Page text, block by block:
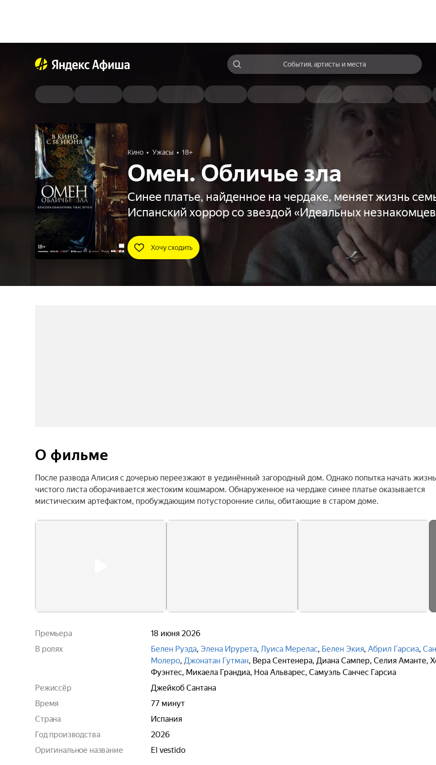
События, артисты и места
Кино Ужасы 18+
Омен. Обличье зла
Синее платье, найденное на чердаке, меняет жизнь
Испанский хоррор со звездой «Идеальных
Хочу сходить
О фильме
После развода Алисия с дочерью переезжают в уединённый загородный дом. Однако попытка начать
чистого листа оборачивается жестоким кошмаром. Обнаруженное на чердаке синее платье оказывается
мистическим артефактом, пробуждающим потусторонние силы, обитающие в старом доме.
Премьера
18 июня 2026
В ролях
Белен Руэда, Элена Ирурета, Луиса Мерелас, Белен Экия, Абрил Гарсиа,
Молеро, Джонатан Гутман, Вера Сентенера, Диана Сампер, Селия Аманте,
Фуэнтес, Микаела Грандиа, Ноа Альварес, Самуэль Санчес Гарсиа
Режиссёр
Джейкоб Сантана
Время
77 минут
Страна
Испания
Год производства
2026
Оригинальное название
El vestido